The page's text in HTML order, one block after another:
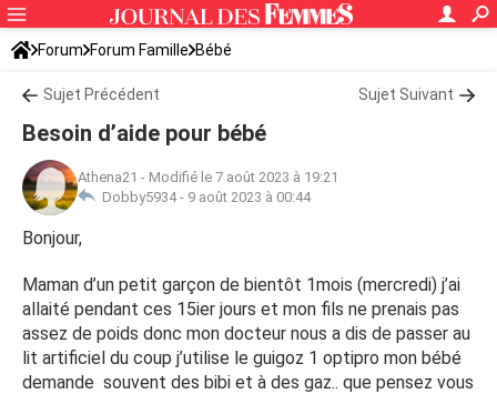
Forum Forum Famille Bébé
Sujet Précédent Sujet Suivant
Besoin d’aide pour bébé
Athena21 - Modifié le 7 août 2023 à 19:21
Dobby5934 - 9 août 2023 à 00:44
Bonjour,
Maman d’un petit garçon de bientôt 1mois (mercredi) j’ai
allaité pendant ces 15ier jours et mon fils ne prenais pas
assez de poids donc mon docteur nous a dis de passer au
lit artificiel du coup j’utilise le guigoz 1 optipro mon bébé
demande souvent des bibi et à des gaz.. que pensez vous